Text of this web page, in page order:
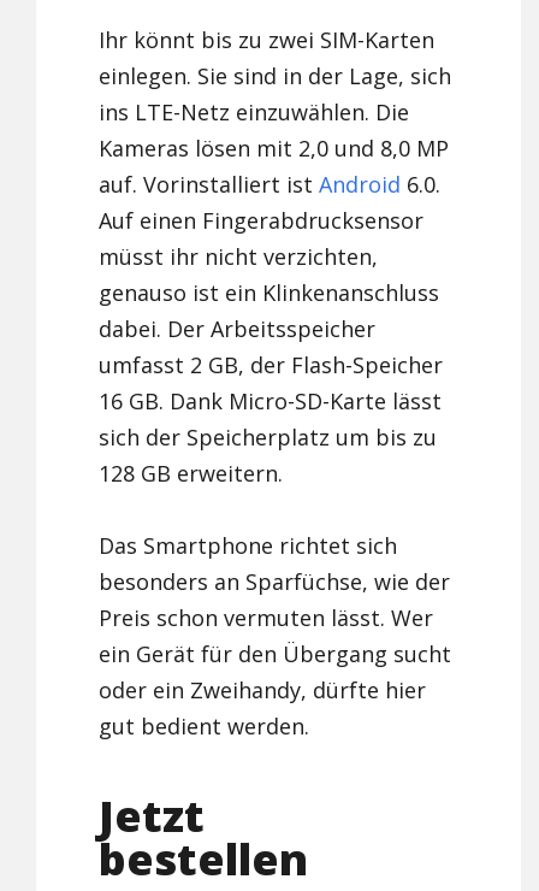
Ihr könnt bis zu zwei SIM-Karten
einlegen. Sie sind in der Lage, sich
ins LTE-Netz einzuwählen. Die
Kameras lösen mit 2,0 und 8,0 MP
auf. Vorinstalliert istAndroid 6.0.
Auf einen Fingerabdrucksensor
müsst ihr nicht verzichten,
genauso ist ein Klinkenanschluss
dabei. Der Arbeitsspeicher
umfasst 2 GB, der Flash-Speicher
16 GB. Dank Micro-SD-Karte lässt
sich der Speicherplatz um bis zu
128 GB erweitern.
Das Smartphone richtet sich
besonders an Sparfüchse, wie der
Preis schon vermuten lässt. Wer
ein Gerät für den Übergang sucht
oder ein Zweihandy, dürfte hier
gut bedient werden.
Jetzt
bestellen